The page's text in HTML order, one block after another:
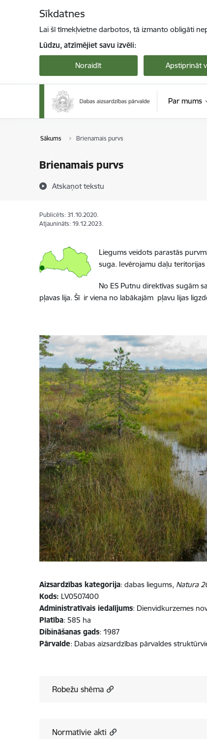
Sīkdatnes
Lai šī tīmekļvietne darbotos, tā izmanto obligāti
Lūdzu, atzīmējiet savu izvēli:
Noraidīt Apstiprināt
Par mums
Sākums Brienamais purvs
Brienamais purvs
Atskaņot tekstu
Publicēts: 31.10.2020.
Atjaunināts: 19.12.2023.
Liegums veidots parastās
suga. Ievērojamu daļu
No ES Putnu direktīvas sugām
pļavas lija. Šī ir viena no labākajām pļavu lijas
Aizsardzības kategorija: dabas liegums, Natura
Kods: LV0507400
Administratīvais iedalījums: Dienvidkurzemes
Platība: 585 ha
Dibināšanas gads: 1987
Pārvalde: Dabas aizsardzības pārvaldes
Robežu shēma
Normatīvie akti